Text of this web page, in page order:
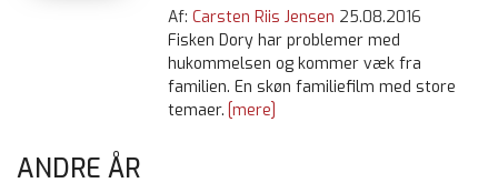
Af: Carsten Riis Jensen 25.08.2016
Fisken Dory har problemer med
hukommelsen og kommer væk fra
familien. En skøn familiefilm med store
temaer. [mere]
ANDRE ÅR